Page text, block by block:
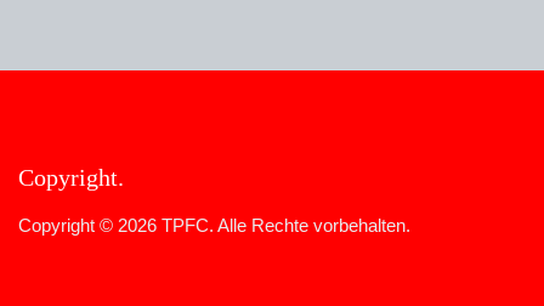
Copyright
Copyright © 2026 TPFC. Alle Rechte vorbehalten.